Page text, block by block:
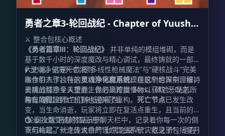
勇者之章3-轮回战纪 - Chapter of Yuusha
Ⅲ
⚔️ 整合包核心概述
《勇者篇章Ⅲ：轮回战纪》 并非单纯的模组堆砌，而是
基于数千小时的深度魔改与精心调试，最终铸就的一部宏
大史诗。这是一款将“多线性枪械魔法”与“硬核战斗”完美
融合的杰作。在这里，你将利用对模组机制的深刻理解，
去挑战那些令人望而生畏的高难度 Boss，体验一场前所
未有的冒险。
🕯️ 灵魂净化与死亡法则
本作引入了独特的灵魂净化度系统。在这个世界中，维持
灵魂的纯净至关重要，你必须狩猎怪物以获取“悲叹之
种”，通过进食它们来抵御侵蚀。
与此同时，死亡机制也迎来了重构。 死亡节点已发生改
变，当生命消逝，玩家将立即在复活点重生，且当前的
“轮回次数”将赫然显示于聊天栏中，记录着你每一次的倒
下与站起。就连传说中的“七咒之戒”与“灾厄之册”，也在
💍 泰拉瑞亚式的饰品进阶
我们构建了一个庞大且严谨的饰品系统，收录了包括星月